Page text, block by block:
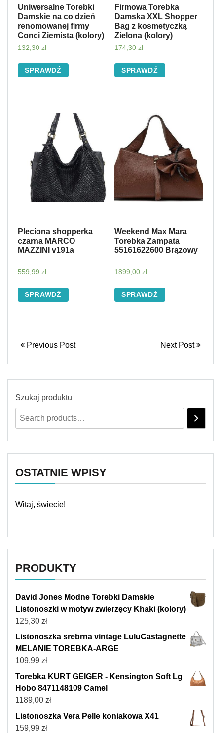
Uniwersalne Torebki
Damskie na co dzień
renomowanej firmy
Conci Ziemista (kolory)
132,30 zł
SPRAWDŹ
Firmowa Torebka
Damska XXL Shopper
Bag z kosmetyczką
Zielona (kolory)
174,30 zł
SPRAWDŹ
Pleciona shopperka
czarna MARCO
MAZZINI v191a
559,99 zł
SPRAWDŹ
Weekend Max Mara
Torebka Zampata
55161622600 Brązowy
1899,00 zł
SPRAWDŹ
Previous Post Next Post
Szukaj produktu
OSTATNIE WPISY
Witaj, świecie!
PRODUKTY
David Jones Modne Torebki Damskie
Listonoszki w motyw zwierzęcy Khaki (kolory)
125,30 zł
Listonoszka srebrna vintage LuluCastagnette
MELANIE TOREBKA-ARGE
109,99 zł
Torebka KURT GEIGER - Kensington Soft Lg
Hobo 8471148109 Camel
1189,00 zł
Listonoszka Vera Pelle koniakowa X41
159,99 zł